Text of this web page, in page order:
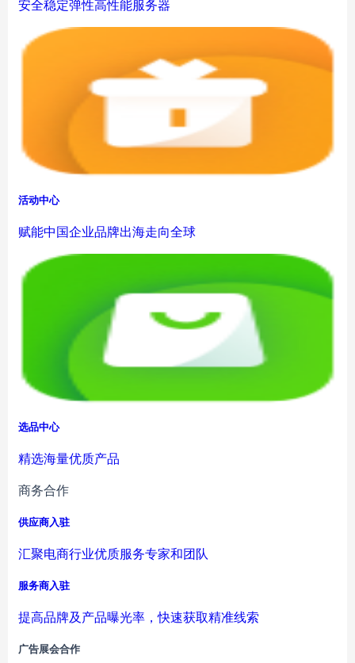
安全稳定弹性高性能服务器
活动中心
赋能中国企业品牌出海走向全球
选品中心
精选海量优质产品
商务合作
供应商入驻
汇聚电商行业优质服务专家和团队
服务商入驻
提高品牌及产品曝光率，快速获取精准线索
广告展会合作